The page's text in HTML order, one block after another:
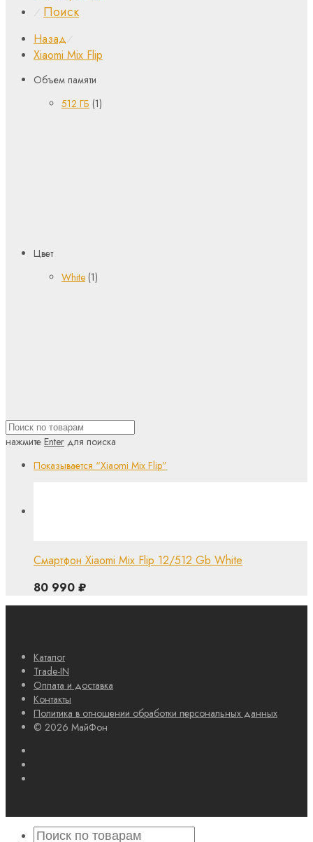
⁄ Поиск
Назад⁄
Xiaomi Mix Flip
Объем памяти
512 ГБ (1)
Цвет
White (1)
нажмите Enter для поиска
Показывается “Xiaomi Mix Flip”
Смартфон Xiaomi Mix Flip 12/512 Gb White
80 990 ₽
Каталог
Trade-IN
Оплата и доставка
Контакты
Политика в отношении обработки персональных данных
© 2026 МайФон